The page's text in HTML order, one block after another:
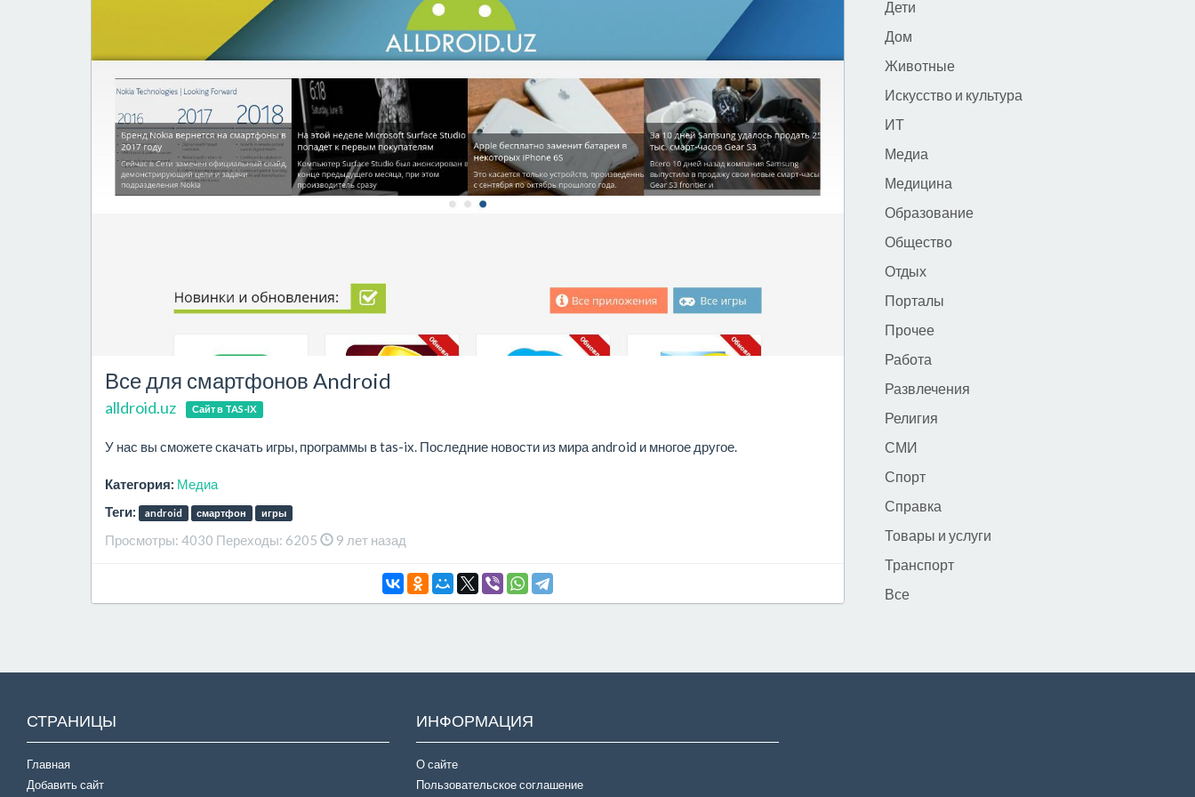
Все для смартфонов Android
alldroid.uz Сайт в TAS-IX
У нас вы сможете скачать игры, программы в tas-ix. Последние новости из мира android и многое другое.
Категория: Медиа
Теги:
android смартфон игры
Просмотры: 4030 Переходы: 6205 9 лет назад
Дети
Дом
Животные
Искусство и культура
ИТ
Медиа
Медицина
Образование
Общество
Отдых
Порталы
Прочее
Работа
Развлечения
Религия
СМИ
Спорт
Справка
Товары и услуги
Транспорт
Все
СТРАНИЦЫ
Главная
Добавить сайт
ИНФОРМАЦИЯ
О сайте
Пользовательское соглашение